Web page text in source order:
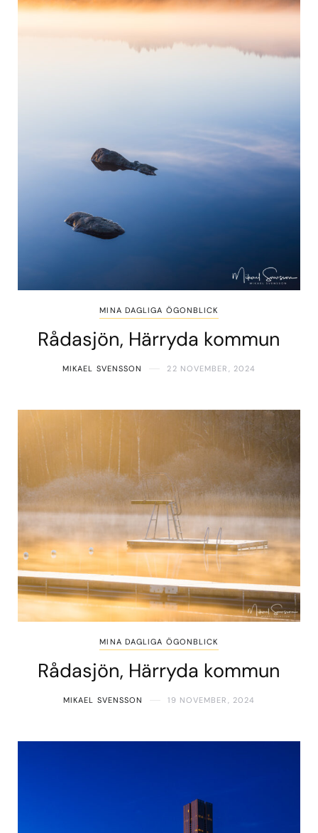
MINA DAGLIGA ÖGONBLICK
Rådasjön, Härryda kommun
MIKAEL SVENSSON 22 NOVEMBER, 2024
MINA DAGLIGA ÖGONBLICK
Rådasjön, Härryda kommun
MIKAEL SVENSSON 19 NOVEMBER, 2024